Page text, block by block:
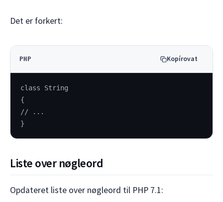
Det er forkert:
PHP Kopírovat
class String
{
// ...
}
Liste over nøgleord
Opdateret liste over nøgleord til PHP 7.1: